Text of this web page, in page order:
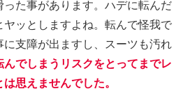
った事があります。ハデに転んだ
ヤッとしますよね。転んで怪我で
に支障が出ますし、スーツも汚れ
んでしまうリスクをとってまでレ
思えませんでした。